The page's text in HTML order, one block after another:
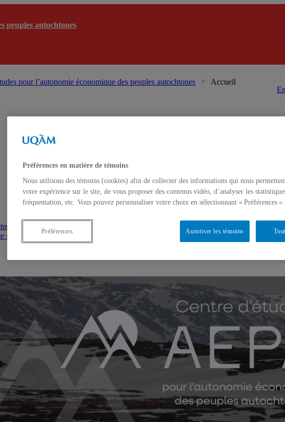
peuples autochtones
pour l’autonomie économique des peuples autochtones Accueil
Inuit
soutien aux entreprises du Nunavik
Préférences en matière de témoins
Nous utilisons des témoins (cookies) afin de collecter des informations qui nous
votre expérience sur le site, de vous proposer des contenus vidéo, d’analyser les
fréquentation, etc. Vous pouvez personnaliser votre choix en sélectionnant « Préférences ».
Autoriser les témoins
Préférences